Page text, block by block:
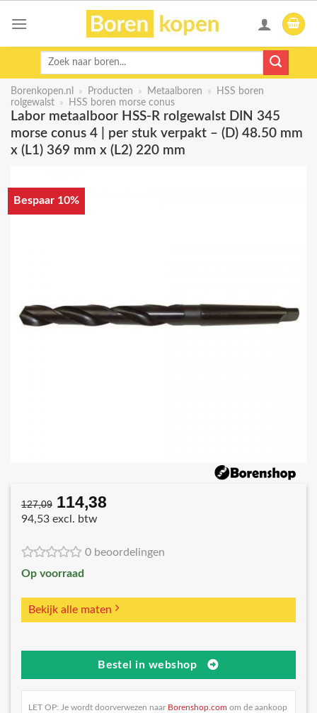
Zoeken
Borenkopen.nl » Producten » Metaalboren »
HSS boren
rolgewalst » HSS boren morse conus
Labor metaalboor HSS-R rolgewalst DIN 345
morse conus 4 | per stuk verpakt – (D) 48.50 mm
x (L1) 369 mm x (L2) 220 mm
Bespaar 10%
127,09 Oorspronkelijke
prijs
€127,09.
114,38
€114,38.
94,53 excl. btw
0 beoordelingen
Op voorraad
Bekijk alle maten
Bestel in webshop
LET OP: Je wordt doorverwezen naar Borenshop.com om de aankoop